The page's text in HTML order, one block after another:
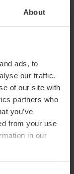
About
ads, to
our traffic.
of our site with
partners who
you’ve
from your use
in our
de
va a reforzar
12 de